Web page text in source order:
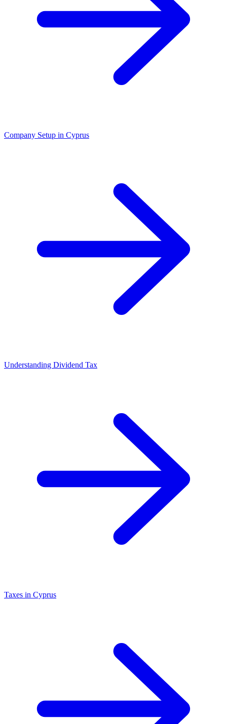
Company Setup in Cyprus
Understanding Dividend Tax
Taxes in Cyprus